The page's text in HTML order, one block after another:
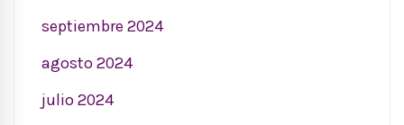
septiembre 2024
agosto 2024
julio 2024